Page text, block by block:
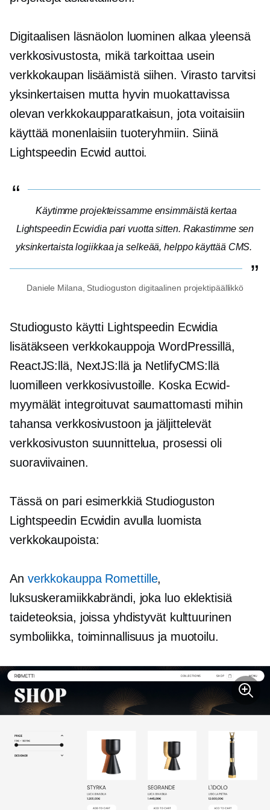
Digitaalisen läsnäolon luominen alkaa yleensä
verkkosivustosta, mikä tarkoittaa usein
verkkokaupan lisäämistä siihen. Virasto tarvitsi
yksinkertaisen mutta hyvin muokattavissa
olevan verkkokaupparatkaisun, jota voitaisiin
käyttää monenlaisiin tuoteryhmiin. Siinä
Lightspeedin Ecwid auttoi.
Käytimme projekteissamme ensimmäistä kertaa
Lightspeedin Ecwidia pari vuotta sitten. Rakastimme sen
yksinkertaista logiikkaa ja selkeää,helppo käyttää CMS.
Daniele Milana, Studioguston digitaalinen projektipäällikkö
Studiogusto käytti Lightspeedin Ecwidia
lisätäkseen verkkokauppoja WordPressillä,
ReactJS:llä, NextJS:llä ja NetlifyCMS:llä
luomilleen verkkosivustoille. Koska Ecwid-
myymälät integroituvat saumattomasti mihin
tahansa verkkosivustoon ja jäljittelevät
verkkosivuston suunnittelua, prosessi oli
suoraviivainen.
Tässä on pari esimerkkiä Studioguston
Lightspeedin Ecwidin avulla luomista
verkkokaupoista:
An verkkokauppa Romettille,
luksuskeramiikkabrändi, joka luo eklektisiä
taideteoksia, joissa yhdistyvät kulttuurinen
symboliikka, toiminnallisuus ja muotoilu.